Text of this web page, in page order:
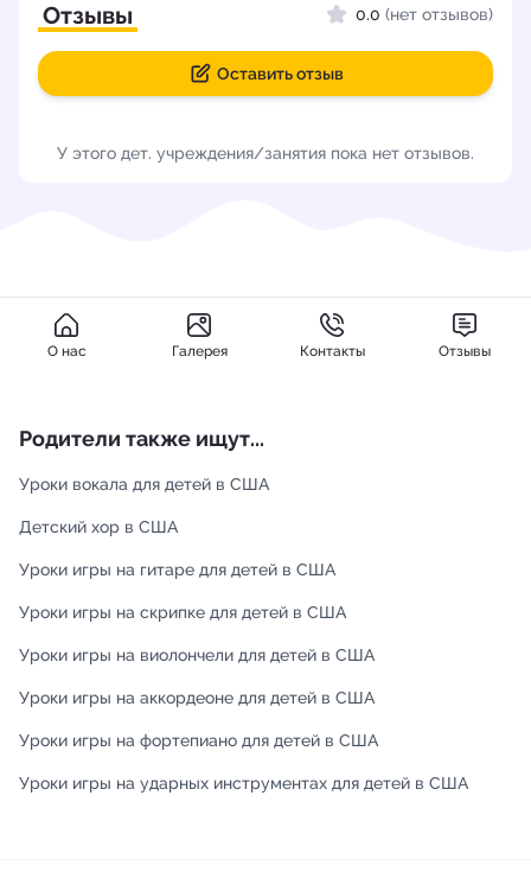
Отзывы 0.0 (нет отзывов)
Оставить отзыв
У этого дет. учреждения/занятия пока нет отзывов.
О нас Галерея Контакты Отзывы
Родители также ищут...
Уроки вокала для детей в США
Детский хор в США
Уроки игры на гитаре для детей в США
Уроки игры на скрипке для детей в США
Уроки игры на виолончели для детей в США
Уроки игры на аккордеоне для детей в США
Уроки игры на фортепиано для детей в США
Уроки игры на ударных инструментах для детей в США